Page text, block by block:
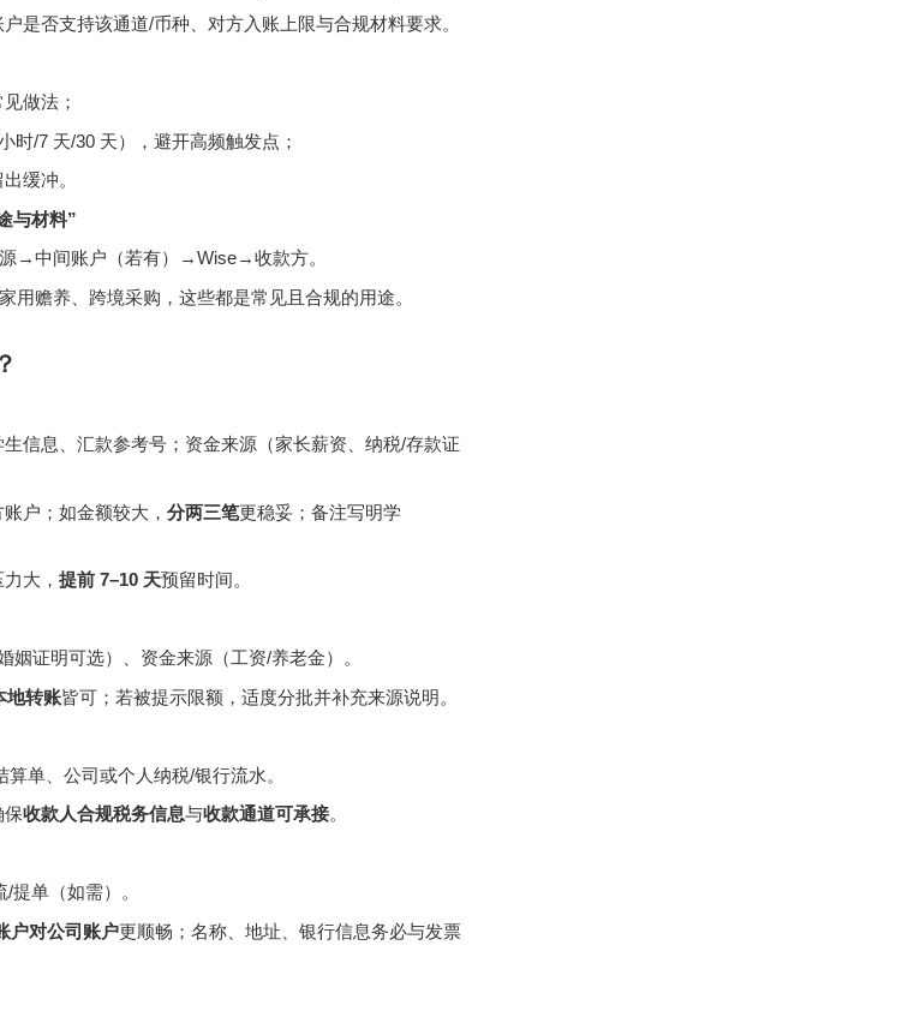
户是否支持该通道/币种、对方入账上限与合规材料要求。
做法；
小时/7 天/30 天），避开高频触发点；
缓冲。
与材料”
→中间账户（若有）→Wise→收款方。
用赡养、跨境采购，这些都是常见且合规的用途。
信息、汇款参考号；资金来源（家长薪资、纳税/存款证
户；如金额较大， 分两三笔更稳妥；备注写明学
大， 提前 7–10 天预留时间。
姻证明可选）、资金来源（工资/养老金）。
地转账皆可；若被提示限额，适度分批并补充来源说明。
单、公司或个人纳税/银行流水。
保收款人合规税务信息与收款通道可承接。
提单（如需）。
户对公司账户更顺畅；名称、地址、银行信息务必与发票